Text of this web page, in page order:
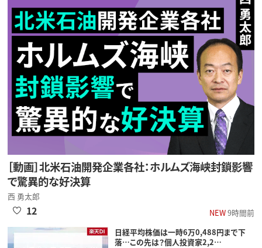
［動画］北米石油開発企業各社：ホルムズ海峡封鎖影響
で驚異的な好決算
西 勇太郎
NEW9時間前
12
日経平均株価は一時6万0,488円まで下
落…この先は？個人投資家2,2…